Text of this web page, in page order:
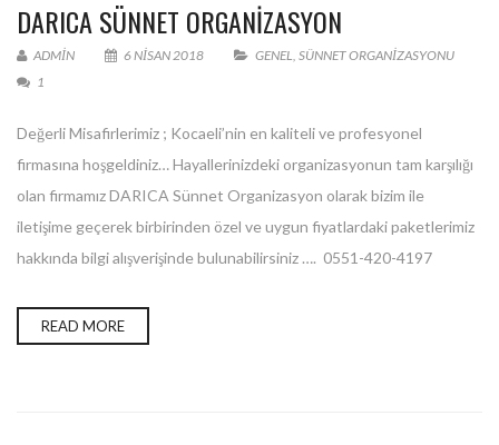
DARICA SÜNNET ORGANIZASYON
ADMIN 6 NISAN 2018 GENEL, SÜNNET ORGANIZASYONU
1
Değerli Misafirlerimiz ; Kocaeli’nin en kaliteli ve profesyonel
firmasına hoşgeldiniz… Hayallerinizdeki organizasyonun tam karşılığı
olan firmamız DARICA Sünnet Organizasyon olarak bizim ile
iletişime geçerek birbirinden özel ve uygun fiyatlardaki paketlerimiz
hakkında bilgi alışverişinde bulunabilirsiniz …. 0551-420-4197
READ MORE